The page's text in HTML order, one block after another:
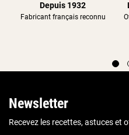
Depuis 1932
Fabricant français reconnu
Newsletter
Recevez les recettes, astuces et